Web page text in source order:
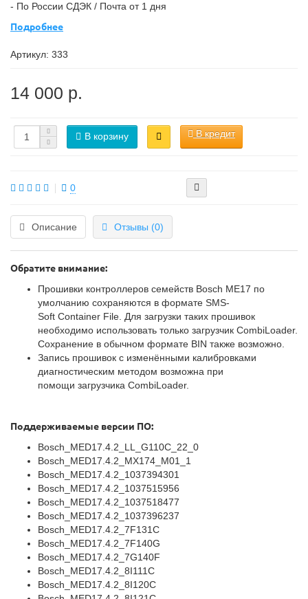
- По России СДЭК / Почта от 1 дня
Подробнее
Артикул: 333
14 000 р.
В корзину В кредит
0
Описание Отзывы (0)
Обратите внимание:
Прошивки контроллеров семейств Bosch МE17 по
умолчанию сохраняются в формате SMS-
Soft Container File. Для загрузки таких прошивок
необходимо использовать только загрузчик CombiLoader.
Сохранение в обычном формате BIN также возможно.
Запись прошивок с изменёнными калибровками
диагностическим методом возможна при
помощи загрузчика CombiLoader.
Поддерживаемые версии ПО:
Bosch_MED17.4.2_LL_G110C_22_0
Bosch_MED17.4.2_MX174_M01_1
Bosch_MED17.4.2_1037394301
Bosch_MED17.4.2_1037515956
Bosch_MED17.4.2_1037518477
Bosch_MED17.4.2_1037396237
Bosch_MED17.4.2_7F131C
Bosch_MED17.4.2_7F140G
Bosch_MED17.4.2_7G140F
Bosch_MED17.4.2_8I111C
Bosch_MED17.4.2_8I120C